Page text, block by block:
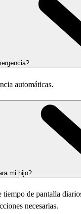
automáticas.
mi hijo?
de pantalla
necesarias.